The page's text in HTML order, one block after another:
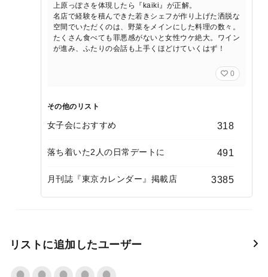
上原っぽさを体現したら『kaiki』が正解。
名店で経験を積んできた若きシェフが作り上げた洒脱な
空間でいただくのは、野菜をメインにした料理の数々。
たくさん食べても罪悪感がないと女性ウケ絶大。ワイン
が進み、ふたりの会話も上手くほどけていくはず！
0
その他のリスト
女子会におすすめ 318
落ち着いた2人の日常デートに 491
月刊誌『東京カレンダー』掲載店 3385
リストに追加したユーザー